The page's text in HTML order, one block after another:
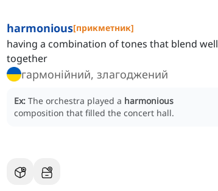
harmonious[прикметник]
having a combination of tones that blend well
together
гармонійний, злагоджений
Ex: The orchestra played a harmonious
composition that filled the concert hall.